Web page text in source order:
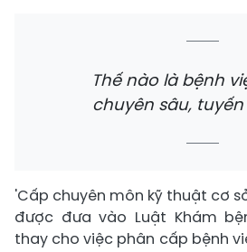
Thế nào là bệnh
chuyên sâu,
'Cấp chuyên môn kỹ thuật cơ
được đưa vào Luật Khám
thay cho việc phân cấp bệnh